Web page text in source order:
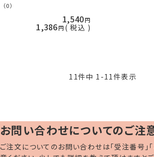
（0）
1,540
1,386 税込
11件中 1 -11件表示
お問い合わせについてのご注
ご注文についてのお問い合わせは「受注番号」